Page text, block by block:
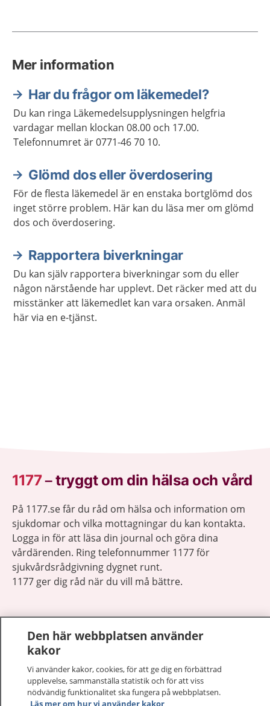
Mer information
Har du frågor om läkemedel?
Du kan ringa Läkemedelsupplysningen helgfria
vardagar mellan klockan 08.00 och 17.00.
Telefonnumret är 0771-46 70 10.
Glömd dos eller överdosering
För de flesta läkemedel är en enstaka bortglömd dos
inget större problem. Här kan du läsa mer om glömd
dos och överdosering.
Rapportera biverkningar
Du kan själv rapportera biverkningar som du eller
någon närstående har upplevt. Det räcker med att du
misstänker att läkemedlet kan vara orsaken. Anmäl
här via en e-tjänst.
1177–tryggt om din hälsa och vård
På 1177.se får du råd om hälsa och information om
sjukdomar och vilka mottagningar du kan kontakta.
Logga in för att läsa din journal och göra dina
vårdärenden. Ring telefonnummer 1177 för
sjukvårdsrådgivning dygnet runt.
1177 ger dig råd när du vill må bättre.
Om 1177
Den här webbplatsen använder
kakor
Vi använder kakor, cookies, för att ge dig en förbättrad
upplevelse, sammanställa statistik och för att viss
nödvändig funktionalitet ska fungera på webbplatsen.
Läs mer om hur vi använder kakor